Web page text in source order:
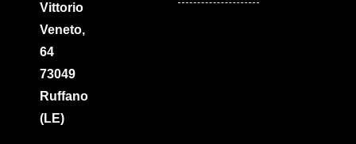
Vittorio
Veneto,
64
73049
Ruffano
(LE)